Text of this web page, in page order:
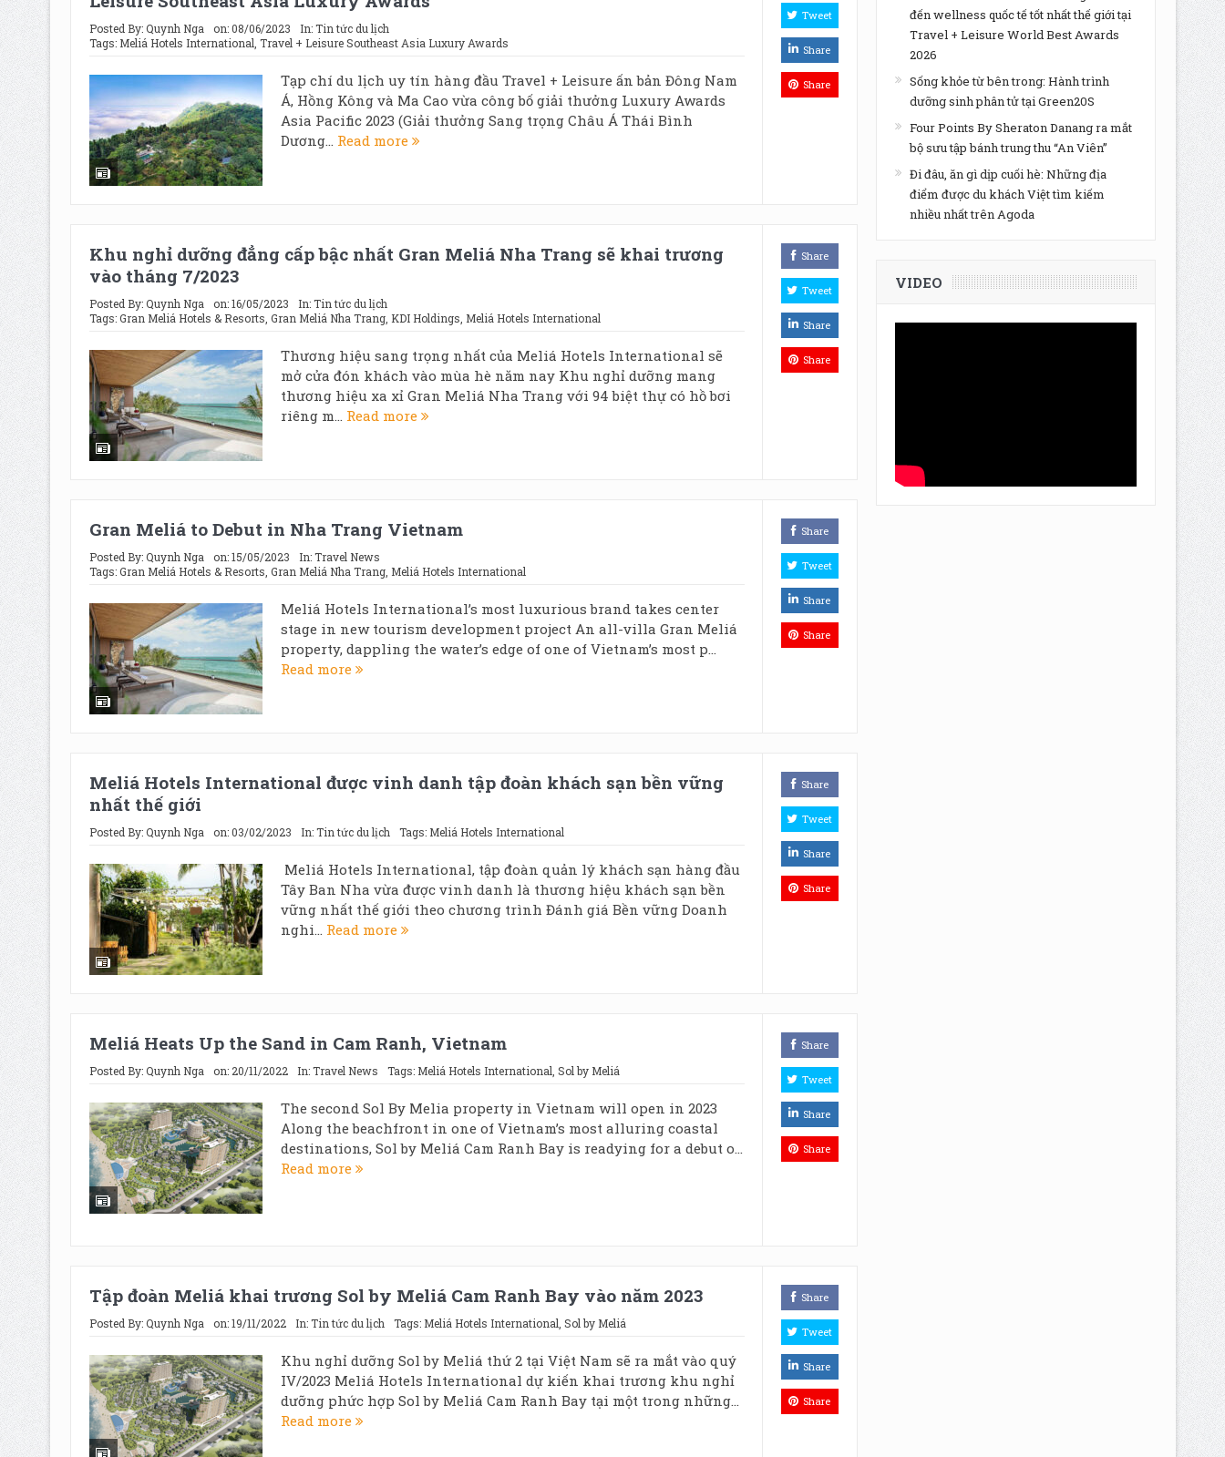
Posted By:Quynh Nga on:08/06/2023 In:Tin tức du lịch
Tags: Meliá Hotels International Travel + Leisure Southeast Asia Luxury Awards
Tạp chí du lịch uy tín hàng đầu Travel + Leisure ấn bản Đông Nam
Á, Hồng Kông và Ma Cao vừa công bố giải thưởng Luxury Awards
Asia Pacific 2023 (Giải thưởng Sang trọng Châu Á Thái Bình
Dương... Read more
Tweet
Share
Share
Khu nghỉ dưỡng đẳng cấp bậc nhất Gran Meliá Nha Trang sẽ khai trương
vào tháng 7/2023
Posted By:Quynh Nga on:16/05/2023 In:Tin tức du lịch
Tags:Gran Meliá Hotels & Resorts Gran Meliá Nha Trang, KDI Holdings Meliá Hotels International
Thương hiệu sang trọng nhất của Meliá Hotels International sẽ
mở cửa đón khách vào mùa hè năm nay Khu nghỉ dưỡng mang
thương hiệu xa xỉ Gran Meliá Nha Trang với 94 biệt thự có hồ bơi
riêng m... Read more
Share
Tweet
Share
Share
Gran Meliá to Debut in Nha Trang Vietnam
Posted By:Quynh Nga on:15/05/2023 In:Travel News
Tags:Gran Meliá Hotels & Resorts Gran Meliá Nha Trang, Meliá Hotels International
Meliá Hotels International’s most luxurious brand takes center
stage in new tourism development project An all-villa Gran Meliá
property, dappling the water’s edge of one of Vietnam’s most p...
Read more
Share
Tweet
Share
Share
Meliá Hotels International được vinh danh tập đoàn khách sạn bền vững
nhất thế giới
Posted By:Quynh Nga on:03/02/2023 In:Tin tức du lịch Tags: Meliá Hotels International
Meliá Hotels International, tập đoàn quản lý khách sạn hàng đầu
Tây Ban Nha vừa được vinh danh là thương hiệu khách sạn bền
vững nhất thế giới theo chương trình Đánh giá Bền vững Doanh
nghi... Read more
Share
Tweet
Share
Share
Meliá Heats Up the Sand in Cam Ranh, Vietnam
Posted By:Quynh Nga on: 20/11/2022 In:Travel News Tags: Meliá Hotels International Sol by Meliá
The second Sol By Melia property in Vietnam will open in 2023
Along the beachfront in one of Vietnam’s most alluring coastal
destinations, Sol by Meliá Cam Ranh Bay is readying for a debut o...
Read more
Share
Tweet
Share
Share
Tập đoàn Meliá khai trương Sol by Meliá Cam Ranh Bay vào năm 2023
Posted By:Quynh Nga on:19/11/2022 In:Tin tức du lịch Tags: Meliá Hotels International Sol by Meliá
Khu nghỉ dưỡng Sol by Meliá thứ 2 tại Việt Nam sẽ ra mắt vào quý
IV/2023 Meliá Hotels International dự kiến khai trương khu nghỉ
dưỡng phức hợp Sol by Meliá Cam Ranh Bay tại một trong những...
Read more
Share
Tweet
Share
Share
đến wellness quốc tế tốt nhất thế giới tại
Travel + Leisure World Best Awards
2026
Sống khỏe từ bên trong: Hành trình
dưỡng sinh phân tử tại Green20S
Four Points By Sheraton Danang ra mắt
bộ sưu tập bánh trung thu “An Viên”
Đi đâu, ăn gì dịp cuối hè: Những địa
điểm được du khách Việt tìm kiếm
nhiều nhất trên Agoda
VIDEO